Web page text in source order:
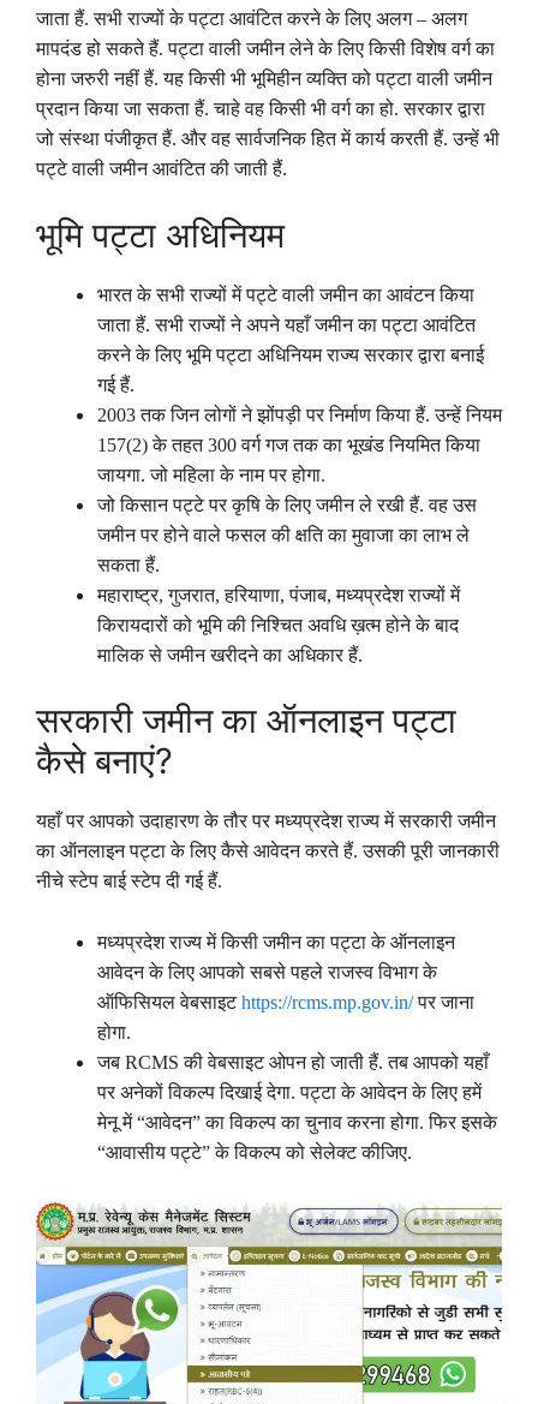
जाता हैं. सभी राज्यों के पट्टा आवंटित करने के लिए अलग – अलग
मापदंड हो सकते हैं. पट्टा वाली जमीन लेने के लिए किसी विशेष वर्ग का
होना जरुरी नहीं हैं. यह किसी भी भूमिहीन व्यक्ति को पट्टा वाली जमीन
प्रदान किया जा सकता हैं. चाहे वह किसी भी वर्ग का हो. सरकार द्वारा
जो संस्था पंजीकृत हैं. और वह सार्वजनिक हित में कार्य करती हैं. उन्हें भी
पट्टे वाली जमीन आवंटित की जाती हैं.
भूमि पट्टा अधिनियम
भारत के सभी राज्यों में पट्टे वाली जमीन का आवंटन किया
जाता हैं. सभी राज्यों ने अपने यहाँ जमीन का पट्टा आवंटित
करने के लिए भूमि पट्टा अधिनियम राज्य सरकार द्वारा बनाई
गई हैं.
2003 तक जिन लोगों ने झोंपड़ी पर निर्माण किया हैं. उन्हें नियम
157(2) के तहत 300 वर्ग गज तक का भूखंड नियमित किया
जायगा. जो महिला के नाम पर होगा.
जो किसान पट्टे पर कृषि के लिए जमीन ले रखी हैं. वह उस
जमीन पर होने वाले फसल की क्षति का मुवाजा का लाभ ले
सकता हैं.
महाराष्ट्र, गुजरात, हरियाणा, पंजाब, मध्यप्रदेश राज्यों में
किरायदारों को भूमि की निश्चित अवधि ख़त्म होने के बाद
मालिक से जमीन खरीदने का अधिकार हैं.
सरकारी जमीन का ऑनलाइन पट्टा
कैसे बनाएं?
यहाँ पर आपको उदाहारण के तौर पर मध्यप्रदेश राज्य में सरकारी जमीन
का ऑनलाइन पट्टा के लिए कैसे आवेदन करते हैं. उसकी पूरी जानकारी
नीचे स्टेप बाई स्टेप दी गई हैं.
मध्यप्रदेश राज्य में किसी जमीन का पट्टा के ऑनलाइन
आवेदन के लिए आपको सबसे पहले राजस्व विभाग के
ऑफिसियल वेबसाइटhttps://rcms.mp.gov.in/पर जाना
होगा.
जब RCMS की वेबसाइट ओपन हो जाती हैं. तब आपको यहाँ
पर अनेकों विकल्प दिखाई देगा. पट्टा के आवेदन के लिए हमें
मेनू में “आवेदन” का विकल्प का चुनाव करना होगा. फिर इसके
“आवासीय पट्टे” के विकल्प को सेलेक्ट कीजिए.